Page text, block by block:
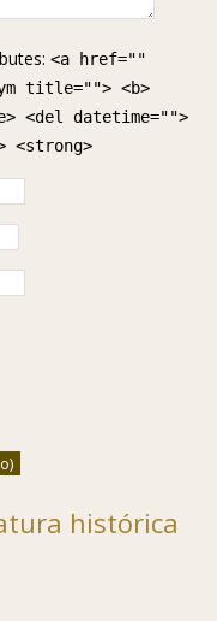
<a href=""
title=""> <b>
<del datetime="">
<strong>
histórica